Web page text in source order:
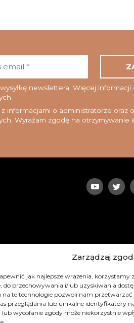
Zarządzaj
jak najlepsze wrażenia, korzystamy
do przechowywania i/lub uzyskiwania
na te technologie pozwoli nam przetwarzać
przeglądania lub unikalne identyfikatory
lub wycofanie zgody może niekorzystnie
Adres
*
newslettera. Więcej
z informacjami o administratorze oraz
Wyrażam zgodę na otrzymywanie